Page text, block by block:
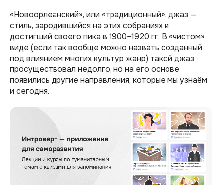
«Новоорлеанский», или «традиционный», джаз —
стиль, зародившийся на этих собраниях и
достигший своего пика в 1900–1920 гг. В «чистом»
виде (если так вообще можно назвать созданный
под влиянием многих культур жанр) такой джаз
просуществовал недолго, но на его основе
появились другие направления, которые мы узнаём
и сегодня.